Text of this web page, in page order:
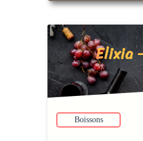
Elixia
Boissons